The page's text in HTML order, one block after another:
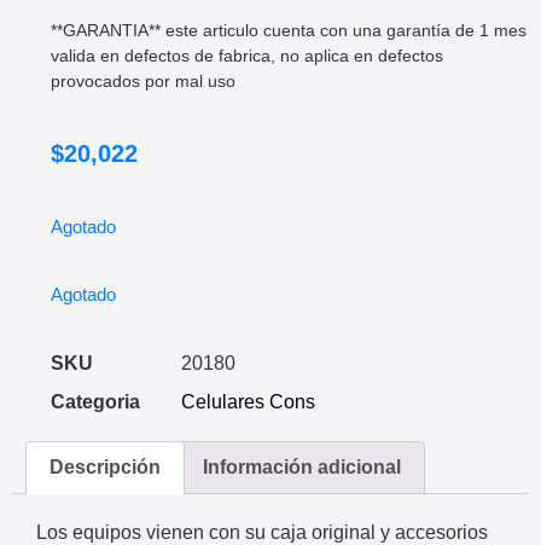
**GARANTIA** este articulo cuenta con una garantía de 1 mes
valida en defectos de fabrica, no aplica en defectos
provocados por mal uso
$20,022
Agotado
Agotado
SKU
20180
Categoria
Celulares Cons
Descripción Información adicional
Los equipos vienen con su caja original y accesorios